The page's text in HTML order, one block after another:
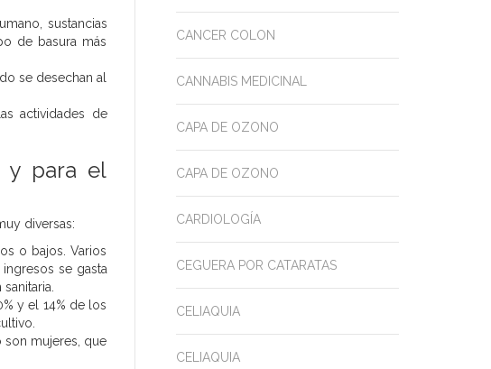
sustancias
de basura más
se desechan al
actividades de
y para el
diversas:
o bajos. Varios
se gasta
y el 14% de los
son mujeres, que
CANCER COLON
CANNABIS MEDICINAL
CAPA DE OZONO
CAPA DE OZONO
CARDIOLOGÍA
CEGUERA POR CATARATAS
CELIAQUIA
CELIAQUIA